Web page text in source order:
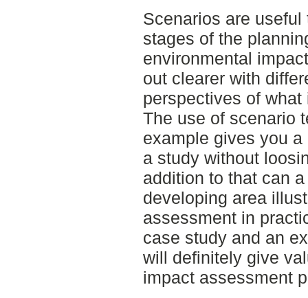
Scenarios are
stages of the
environmental
out clearer with
perspectives of
The use of scenario
example gives you
a study without
addition to that can
developing area
assessment in
case study and an
will definitely give
impact assessment